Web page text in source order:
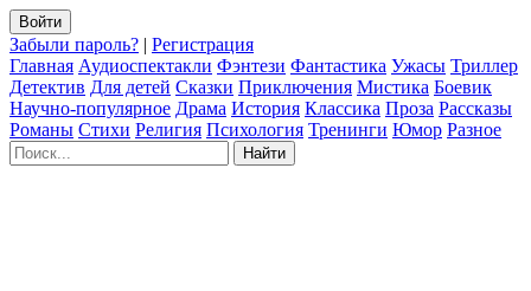
Войти
Забыли пароль? | Регистрация
Главная Аудиоспектакли Фэнтези Фантастика Ужасы Триллер
Детектив Для детей Сказки Приключения Мистика Боевик
Научно-популярное Драма История Классика Проза Рассказы
Романы Стихи Религия Психология Тренинги Юмор Разное
Найти